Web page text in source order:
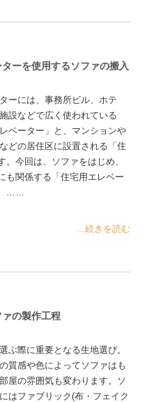
ーを使用するソファの搬入
ーには、事務所ビル、ホテ
設などで広く使われている
レベーター」と、マンションや
どの居住区に設置される「住
今回は、ソファをはじめ、
も関係する「住宅用エレベー
……
...続きを読む
の製作工程
ぶ際に重要となる生地選び。
質感や色によってソファはも
屋の雰囲気も変わります。ソ
はファブリック(布・フェイク